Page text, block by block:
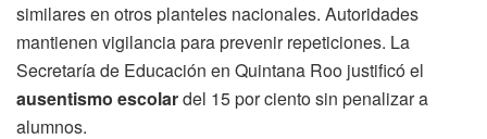
similares en otros planteles nacionales. Autoridades
mantienen vigilancia para prevenir repeticiones. La
Secretaría de Educación en Quintana Roo justificó el
ausentismo escolardel 15 por ciento sin penalizar a
alumnos.